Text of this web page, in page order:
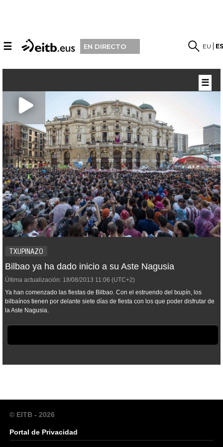
☰ EN DIRECTO EU
TXUPINAZO
Bilbao ya ha dado inicio a su Aste Nagusia
Última actualización: 18/08/2013 11:06 (UTC+2)
Ya han comenzado las fiestas de Bilbao. Con el estruendo del txupín, los
bilbaínos tienen por delante siete días de fiesta con los que poder disfrutar de
la Aste Nagusia.
☰
© EITB - 2026
Portal de Privacidad